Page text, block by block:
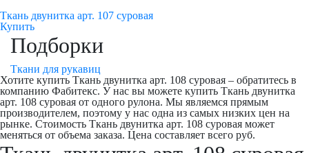
Ткань двунитка арт. 107 суровая
Купить
Подборки
Ткани для рукавиц
Хотите купить Ткань двунитка арт. 108 суровая – обратитесь в
компанию Фабитекс. У нас вы можете купить Ткань двунитка
арт. 108 суровая от одного рулона. Мы являемся прямым
производителем, поэтому у нас одна из самых низких цен на
рынке. Стоимость Ткань двунитка арт. 108 суровая может
меняться от объема заказа. Цена составляет всего руб.